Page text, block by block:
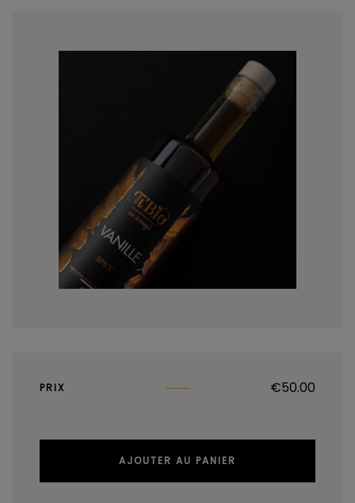
PRIX €50.00
AJOUTER AU PANIER